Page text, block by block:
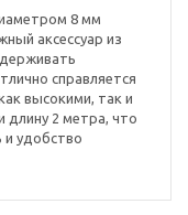
8 мм
аксессуар из
справляется
высокими, так и
длину 2 метра, что
и удобство